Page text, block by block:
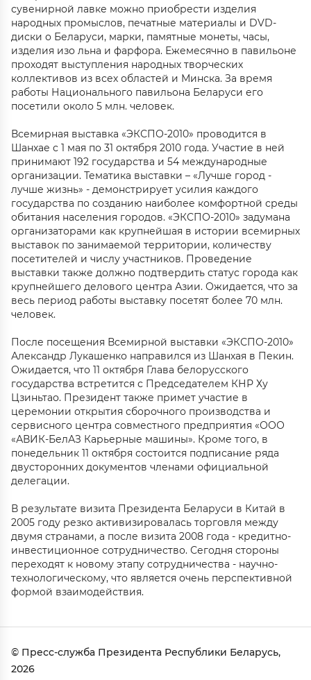
сувенирной лавке можно приобрести изделия
народных промыслов, печатные материалы и DVD-
диски о Беларуси, марки, памятные монеты, часы,
изделия изо льна и фарфора. Ежемесячно в павильоне
проходят выступления народных творческих
коллективов из всех областей и Минска. За время
работы Национального павильона Беларуси его
посетили около 5 млн. человек.
Всемирная выставка «ЭКСПО-2010» проводится в
Шанхае с 1 мая по 31 октября 2010 года. Участие в ней
принимают 192 государства и 54 международные
организации. Тематика выставки – «Лучше город -
лучше жизнь» - демонстрирует усилия каждого
государства по созданию наиболее комфортной среды
обитания населения городов. «ЭКСПО-2010» задумана
организаторами как крупнейшая в истории всемирных
выставок по занимаемой территории, количеству
посетителей и числу участников. Проведение
выставки также должно подтвердить статус города как
крупнейшего делового центра Азии. Ожидается, что за
весь период работы выставку посетят более 70 млн.
человек.
После посещения Всемирной выставки «ЭКСПО-2010»
Александр Лукашенко направился из Шанхая в Пекин.
Ожидается, что 11 октября Глава белорусского
государства встретится с Председателем КНР Ху
Цзиньтао. Президент также примет участие в
церемонии открытия сборочного производства и
сервисного центра совместного предприятия «ООО
«АВИК-БелАЗ Карьерные машины». Кроме того, в
понедельник 11 октября состоится подписание ряда
двусторонних документов членами официальной
делегации.
В результате визита Президента Беларуси в Китай в
2005 году резко активизировалась торговля между
двумя странами, а после визита 2008 года - кредитно-
инвестиционное сотрудничество. Сегодня стороны
переходят к новому этапу сотрудничества - научно-
технологическому, что является очень перспективной
формой взаимодействия.
© Пресс-служба Президента Республики Беларусь,
2026